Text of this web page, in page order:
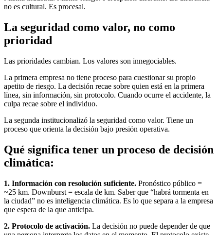
no es cultural. Es procesal.
La seguridad como valor, no como
prioridad
Las prioridades cambian. Los valores son innegociables.
La primera empresa no tiene proceso para cuestionar su propio
apetito de riesgo. La decisión recae sobre quien está en la primera
línea, sin información, sin protocolo. Cuando ocurre el accidente, la
culpa recae sobre el individuo.
La segunda institucionalizó la seguridad como valor. Tiene un
proceso que orienta la decisión bajo presión operativa.
Qué significa tener un proceso de decisión
climática:
1. Información con resolución suficiente. Pronóstico público =
~25 km. Downburst = escala de km. Saber que “habrá tormenta en
la ciudad” no es inteligencia climática. Es lo que separa a la empresa
que espera de la que anticipa.
2. Protocolo de activación. La decisión no puede depender de que